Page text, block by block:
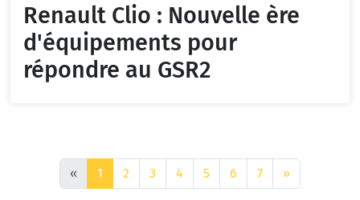
Renault Clio : Nouvelle ère
d'équipements pour
répondre au GSR2
« 1 2 3 4 5 6 7 »